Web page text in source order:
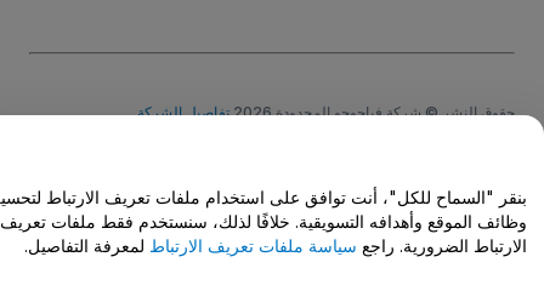
حقوق النشر © شركة فياجوجو المحدودة 2026
تفاصيل الشركة
بنقر "السماح للكل"، أنت توافق على استخدام ملفات تعريف الارتباط لتحسين
وظائف الموقع وأهدافه التسويقية. خلافًا لذلك، سنستخدم فقط ملفات تعريف
الارتباط الضرورية. راجعسياسة ملفات تعريف الارتباطلمعرفة التفاصيل.